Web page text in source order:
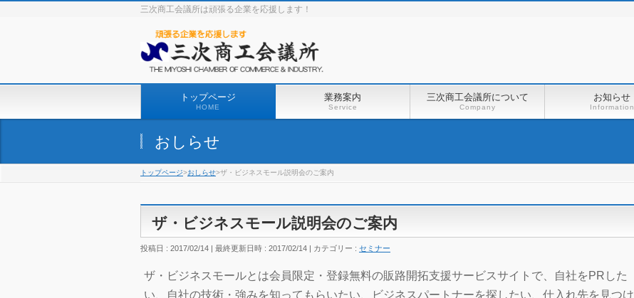
三次商工会議所は頑張る企業を応援します！
トップページ
HOME
業務案内
Service
三次商工会議所について
Company
お知らせ
Information
おしらせ
トップページ>おしらせ>ザ・ビジネスモール説明会のご案内
ザ・ビジネスモール説明会のご案内
投稿日 : 2017/02/14 最終更新日時 : 2017/02/14 カテゴリー : セミナー
ザ・ビジネスモールとは会員限定・登録無料の販路開拓支援サービスサイトで、自社を PR した
い、自社の技術・強みを知ってもらいたい、ビジネスパートナーを探したい、仕入れ先を見つけ